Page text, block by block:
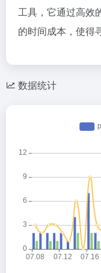
工具，它通过高效
的时间成本，使得
数据统计